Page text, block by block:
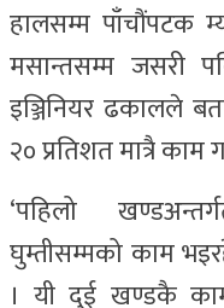
हालसम्म पाँचौंपटक
मसान्तसम्म जसरी
इञ्जिनियर ढकालले
२० प्रतिशत मात्रै काम
‘पहिलो
घुम्तीसम्मको काम
। यी दुई खण्डकै